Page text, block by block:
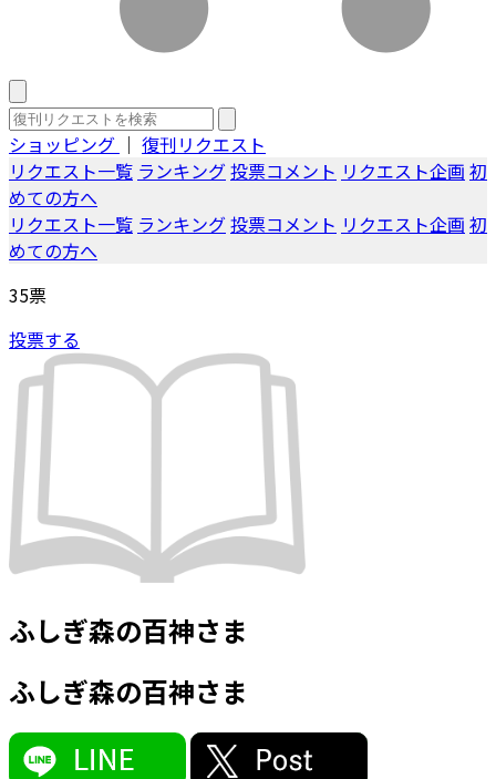
ショッピング ｜ 復刊リクエスト
リクエスト一覧 ランキング投票コメント リクエスト企画 初
めての方へ
リクエスト一覧 ランキング投票コメント リクエスト企画 初
めての方へ
35票
投票する
ふしぎ森の百神さま
ふしぎ森の百神さま